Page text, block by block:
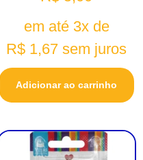
em até 3x de
R$ 1,67 sem juros
Adicionar ao carrinho